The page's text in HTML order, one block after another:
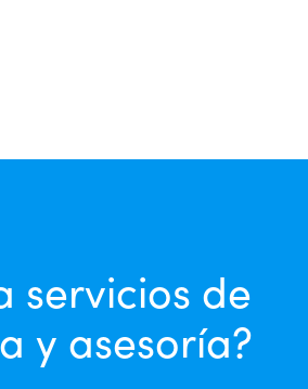
servicios de
y asesoría?